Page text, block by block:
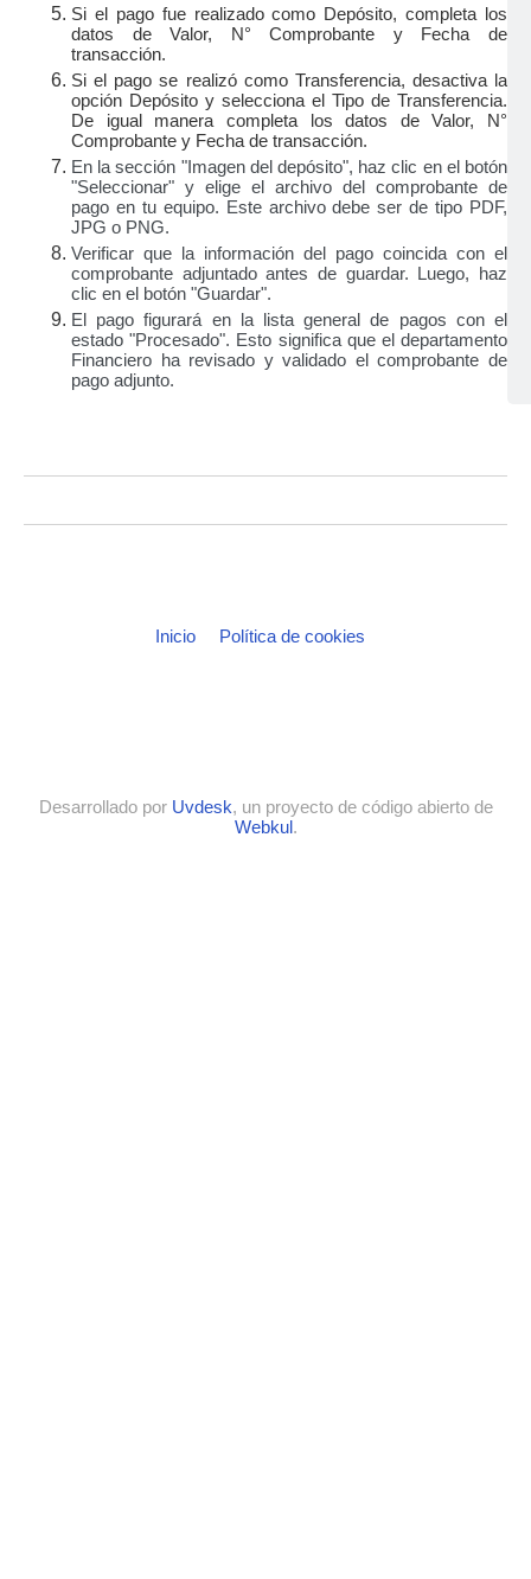
Si el pago fue realizado como Depósito, completa los
datos de Valor, N° Comprobante y Fecha de
transacción.
Si el pago se realizó como Transferencia, desactiva la
opción Depósito y selecciona el Tipo de Transferencia.
De igual manera completa los datos de Valor, N°
Comprobante y Fecha de transacción.
En la sección "Imagen del depósito", haz clic en el botón
"Seleccionar" y elige el archivo del comprobante de
pago en tu equipo. Este archivo debe ser de tipo PDF,
JPG o PNG.
Verificar que la información del pago coincida con el
comprobante adjuntado antes de guardar. Luego, haz
clic en el botón "Guardar".
El pago figurará en la lista general de pagos con el
estado "Procesado". Esto significa que el departamento
Financiero ha revisado y validado el comprobante de
pago adjunto.
Inicio Política de cookies
Desarrollado por Uvdesk, un proyecto de código abierto de
Webkul.